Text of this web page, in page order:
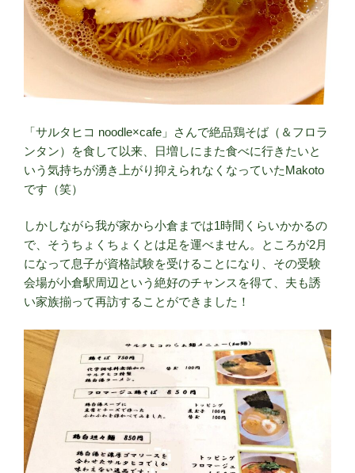
「サルタヒコ noodle×cafe」さんで絶品鶏そば（＆フロラ
ンタン）を食して以来、日増しにまた食べに行きたいと
いう気持ちが湧き上がり抑えられなくなっていたMakoto
です（笑）
しかしながら我が家から小倉までは1時間くらいかかるの
で、そうちょくちょくとは足を運べません。ところが2月
になって息子が資格試験を受けることになり、その受験
会場が小倉駅周辺という絶好のチャンスを得て、夫も誘
い家族揃って再訪することができました！